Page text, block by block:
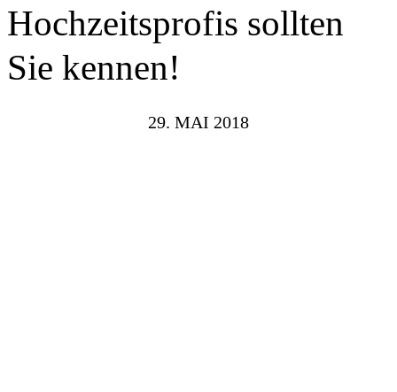
Hochzeitsprofis sollten
Sie kennen!
29. MAI 2018